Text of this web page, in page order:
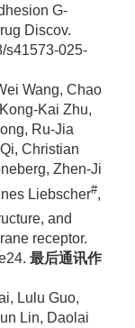
G-
Discov.
s41573-025-
Wang, Chao
Kai Zhu,
Ru-Jia
Christian
Zhen-Ji
Liebscher#,
and
receptor.
最后通讯作
Lulu Guo,
Lin, Daolai